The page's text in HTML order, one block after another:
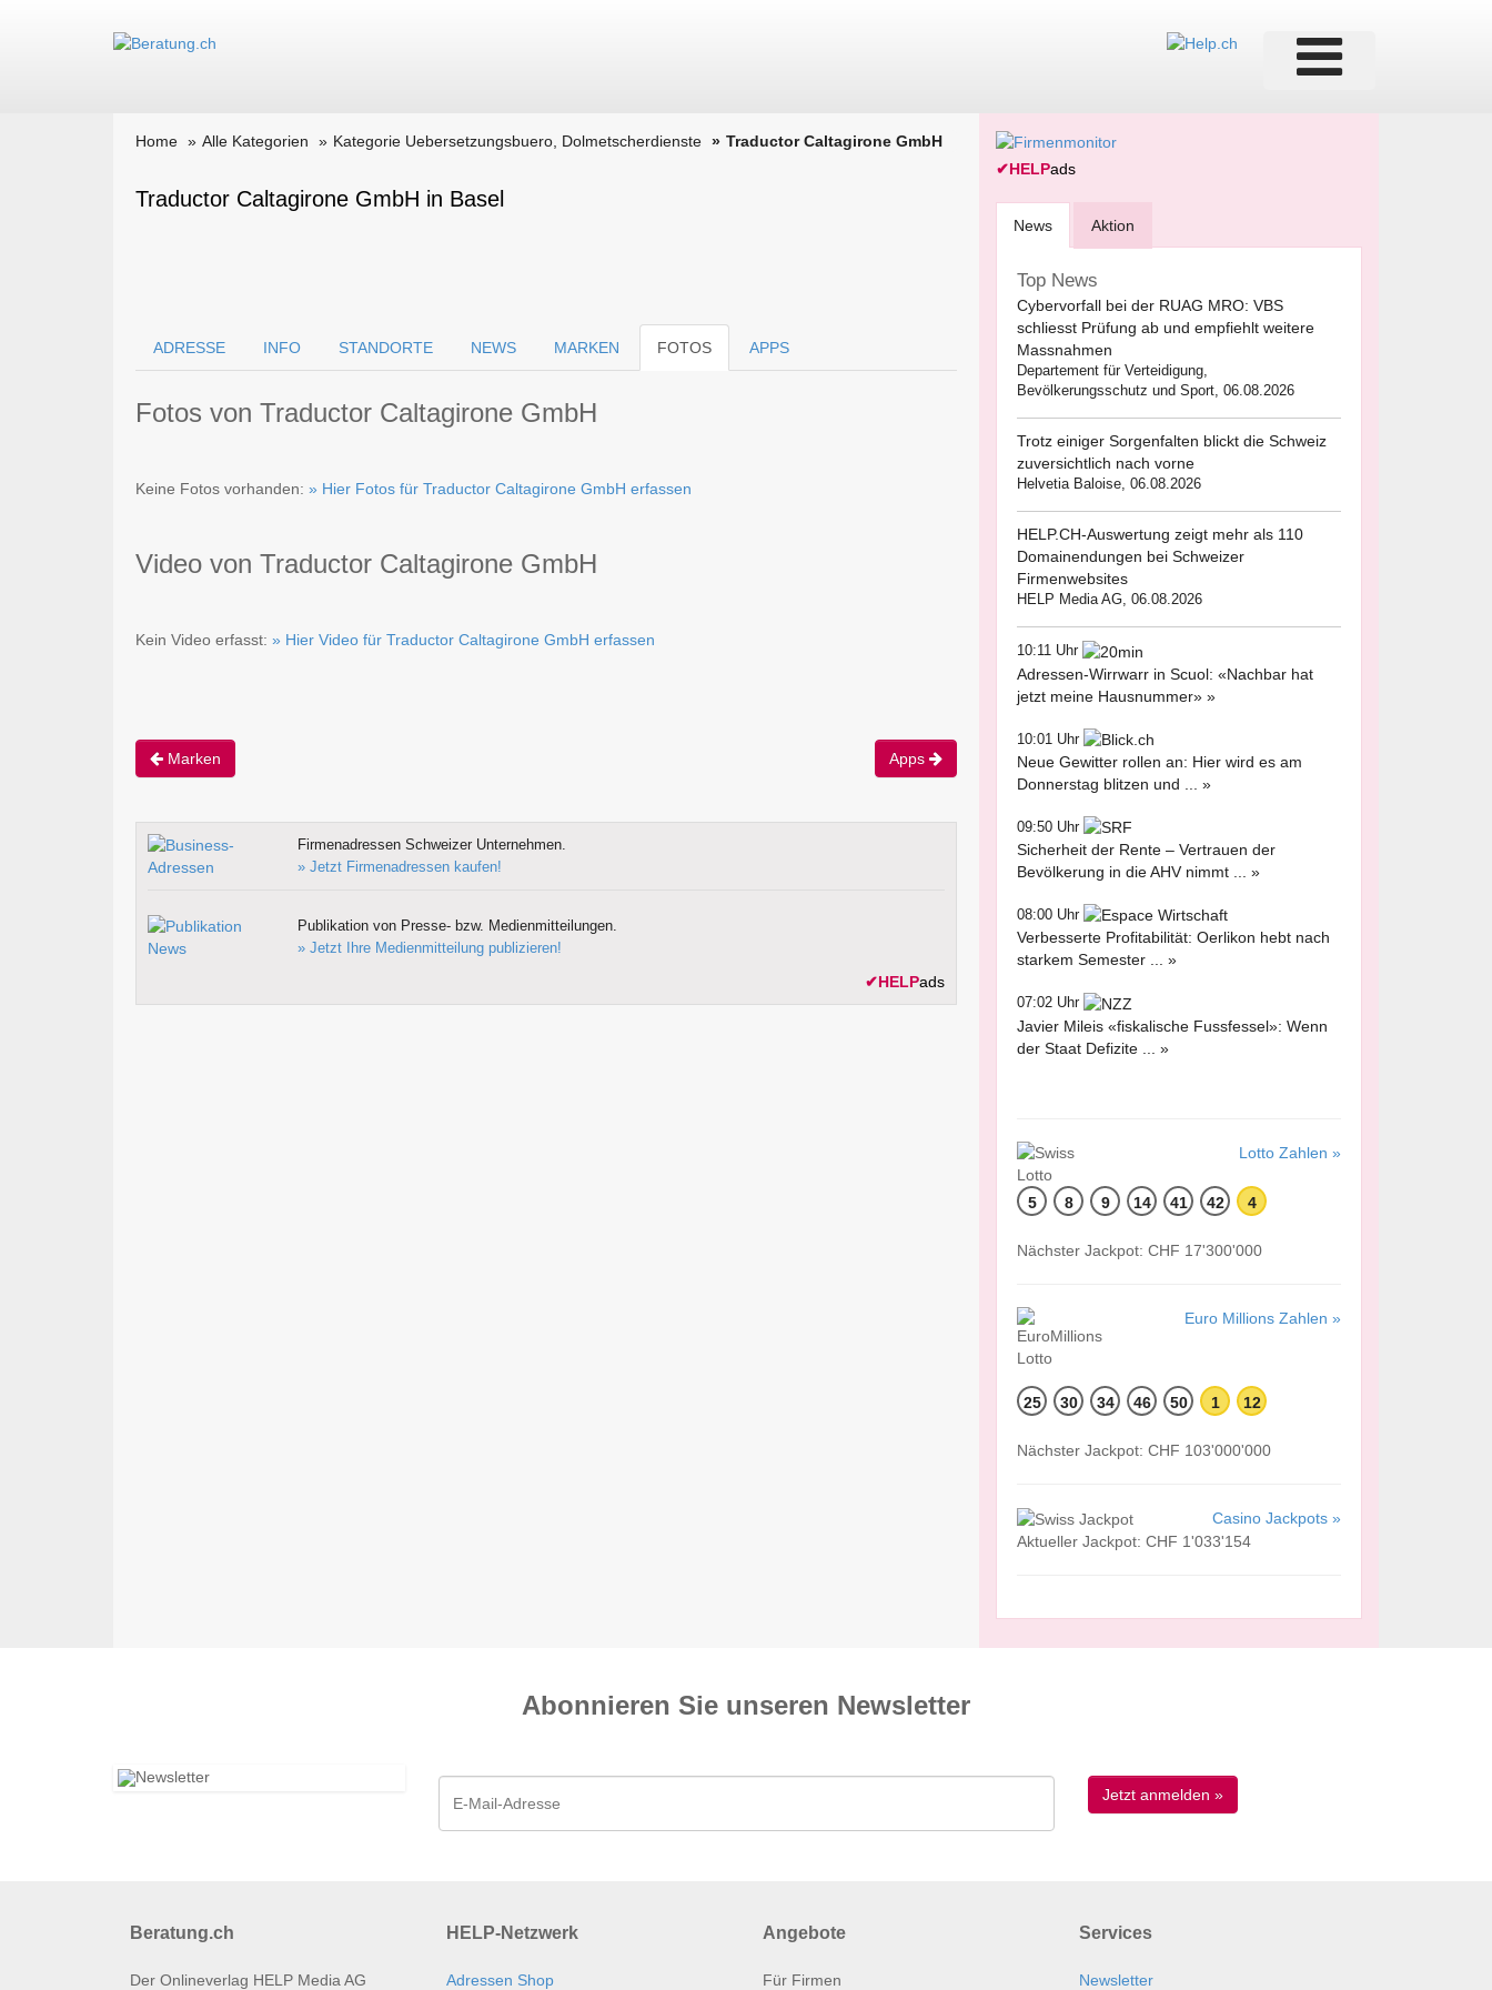
Home Alle Kategorien Kategorie Uebersetzungsbuero, Dolmetscherdienste Traductor Caltagirone GmbH
Traductor Caltagirone GmbH in Basel
ADRESSE INFO STANDORTE NEWS MARKEN FOTOS APPS
Fotos von Traductor Caltagirone GmbH
Keine Fotos vorhanden: » Hier Fotos für Traductor Caltagirone GmbH erfassen
Video von Traductor Caltagirone GmbH
Kein Video erfasst: » Hier Video für Traductor Caltagirone GmbH erfassen
Marken Apps
Firmenadressen Schweizer Unternehmen.
» Jetzt Firmenadressen kaufen!
Publikation von Presse- bzw. Medienmitteilungen.
» Jetzt Ihre Medienmitteilung publizieren!
✔HELPads
✔HELPads
News Aktion
Top News
Cybervorfall bei der RUAG MRO: VBS
schliesst Prüfung ab und empfiehlt weitere
Massnahmen
Departement für Verteidigung,
Bevölkerungsschutz und Sport, 06.08.2026
Trotz einiger Sorgenfalten blickt die Schweiz
zuversichtlich nach vorne
Helvetia Baloise, 06.08.2026
HELP.CH-Auswertung zeigt mehr als 110
Domainendungen bei Schweizer
Firmenwebsites
HELP Media AG, 06.08.2026
10:11 Uhr
Adressen-Wirrwarr in Scuol: «Nachbar hat
jetzt meine Hausnummer» »
10:01 Uhr
Neue Gewitter rollen an: Hier wird es am
Donnerstag blitzen und ... »
09:50 Uhr
Sicherheit der Rente – Vertrauen der
Bevölkerung in die AHV nimmt ... »
08:00 Uhr
Verbesserte Profitabilität: Oerlikon hebt nach
starkem Semester ... »
07:02 Uhr
Javier Mileis «fiskalische Fussfessel»: Wenn
der Staat Defizite ... »
Lotto Zahlen »
5 8 9 14 41 42 4
Nächster Jackpot: CHF 17'300'000
Euro Millions Zahlen »
25 30 34 46 50 1 12
Nächster Jackpot: CHF 103'000'000
Casino Jackpots »
Aktueller Jackpot: CHF 1'033'154
Abonnieren Sie unseren News­letter
Beratung.ch
Der Onlineverlag HELP Media AG
HELP-Netzwerk
Adressen Shop
Angebote
Für Firmen
Services
Newsletter